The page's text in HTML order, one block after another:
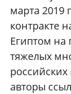
марта 2019
контракте
Египтом на
тяжелых
авторы